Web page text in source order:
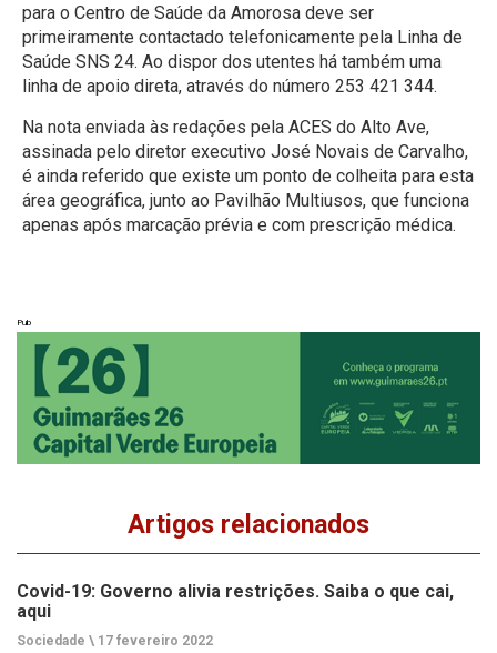
para o Centro de Saúde da Amorosa deve ser
primeiramente contactado telefonicamente pela Linha de
Saúde SNS 24. Ao dispor dos utentes há também uma
linha de apoio direta, através do número 253 421 344.
Na nota enviada às redações pela ACES do Alto Ave,
assinada pelo diretor executivo José Novais de Carvalho,
é ainda referido que existe um ponto de colheita para esta
área geográfica, junto ao Pavilhão Multiusos, que funciona
apenas após marcação prévia e com prescrição médica.
Pub
Artigos relacionados
Covid-19: Governo alivia restrições. Saiba o que cai,
aqui
Sociedade \ 17 fevereiro 2022